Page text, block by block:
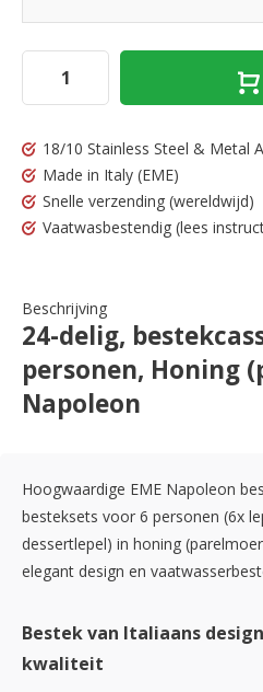
18/10 Stainless Steel & Metal
Made in Italy (EME)
Snelle verzending (wereldwijd)
Vaatwasbestendig (lees
Beschrijving
24-delig,
personen, Honing
Napoleon
Hoogwaardige EME Napoleon
besteksets voor 6 personen (6x
dessertlepel) in honing
elegant design en
Bestek van Italiaans
kwaliteit